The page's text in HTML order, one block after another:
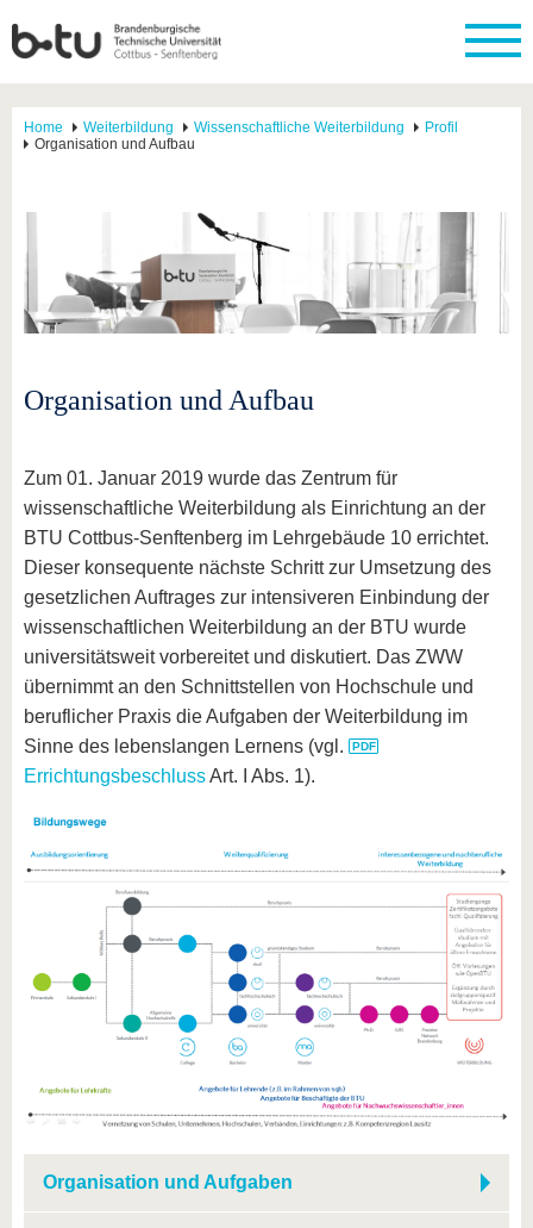
Home Weiterbildung Wissenschaftliche Weiterbildung
Profil
Organisation und Aufbau
Organisation und Aufbau
Zum 01. Januar 2019 wurde das Zentrum für
wissenschaftliche Weiterbildung als Einrichtung an der
BTU Cottbus-Senftenberg im Lehrgebäude 10 errichtet.
Dieser konsequente nächste Schritt zur Umsetzung des
gesetzlichen Auftrages zur intensiveren Einbindung der
wissenschaftlichen Weiterbildung an der BTU wurde
universitätsweit vorbereitet und diskutiert. Das ZWW
übernimmt an den Schnittstellen von Hochschule und
beruflicher Praxis die Aufgaben der Weiterbildung im
Sinne des lebenslangen Lernens (vgl.
ErrichtungsbeschlussArt. I Abs. 1).
Organisation und Aufgaben